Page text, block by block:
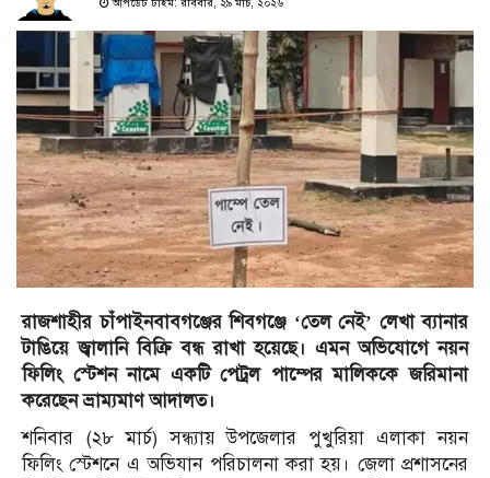
আপডেট টাইম: রবিবার, ২৯ মার্চ, ২০২৬
রাজশাহীর চাঁপাইনবাবগঞ্জের শিবগঞ্জে ‘তেল নেই’ লেখা ব্যানার
টাঙিয়ে জ্বালানি বিক্রি বন্ধ রাখা হয়েছে। এমন অভিযোগে নয়ন
ফিলিং স্টেশন নামে একটি পেট্রল পাম্পের মালিককে জরিমানা
করেছেন ভ্রাম্যমাণ আদালত।
শনিবার (২৮ মার্চ) সন্ধ্যায় উপজেলার পুখুরিয়া এলাকা নয়ন
ফিলিং স্টেশনে এ অভিযান পরিচালনা করা হয়। জেলা প্রশাসনের